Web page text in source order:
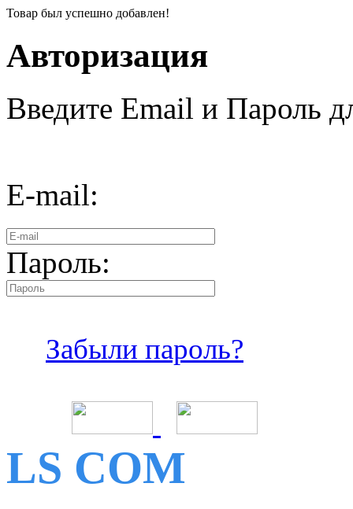
Товар был успешно добавлен!
Авторизация
Введите Email и Пароль
E-mail:
Пароль:
Забыли пароль?
LS COM